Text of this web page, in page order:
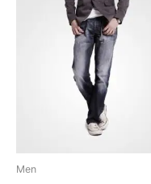
Men